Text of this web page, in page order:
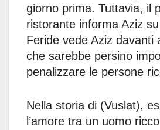
giorno prima. Tuttavia, il
ristorante informa Aziz
Feride vede Aziz davanti
che sarebbe persino
penalizzare le persone
Nella storia di (Vuslat),
l’amore tra un uomo